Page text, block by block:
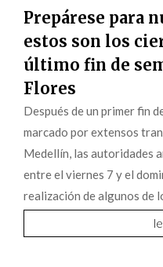
Prepárese para
estos son los
último fin de
Flores
Después de un primer fin
marcado por extensos
Medellín, las autoridades
entre el viernes 7 y el
realización de algunos de